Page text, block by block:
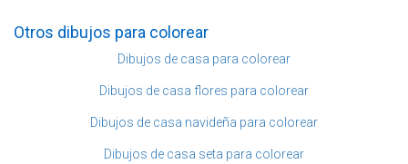
Otros dibujos para colorear
Dibujos de casa para colorear
Dibujos de casa flores para colorear
Dibujos de casa navideña para colorear
Dibujos de casa seta para colorear